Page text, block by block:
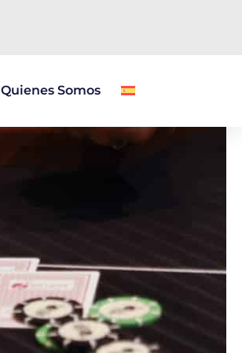
Quienes Somos